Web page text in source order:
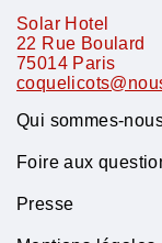
Solar Hotel
22 Rue Boulard
75014 Paris
Qui sommes-
Foire aux
Presse